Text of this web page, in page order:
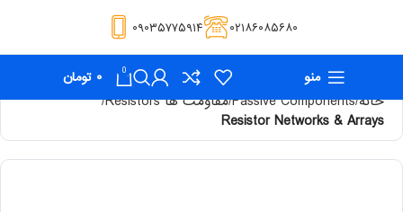
۰۲۱۸۶۰۸۵۶۸۰ ۰۹۰۳۵۷۷۵۹۱۴
منو 0 ۰ تومان
خانهPassive Componentsمقاومت ها Resistors
Resistor Networks & Arrays